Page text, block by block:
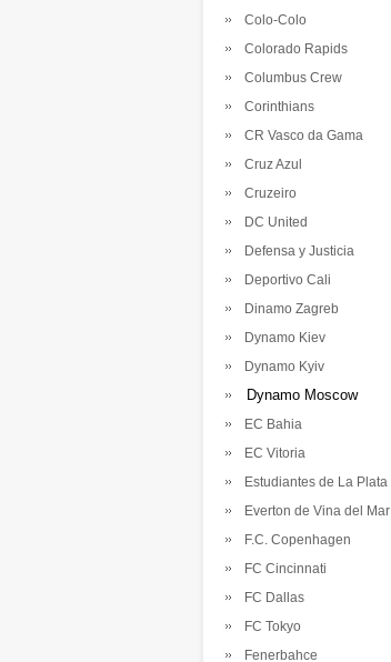
Colo-Colo
Colorado Rapids
Columbus Crew
Corinthians
CR Vasco da Gama
Cruz Azul
Cruzeiro
DC United
Defensa y Justicia
Deportivo Cali
Dinamo Zagreb
Dynamo Kiev
Dynamo Kyiv
Dynamo Moscow
EC Bahia
EC Vitoria
Estudiantes de La Plata
Everton de Vina del Mar
F.C. Copenhagen
FC Cincinnati
FC Dallas
FC Tokyo
Fenerbahce